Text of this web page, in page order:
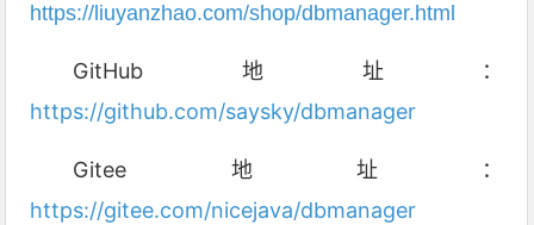
https://liuyanzhao.com/shop/dbmanager.html
GitHub地址：
https://github.com/saysky/dbmanager
Gitee地址：
https://gitee.com/nicejava/dbmanager